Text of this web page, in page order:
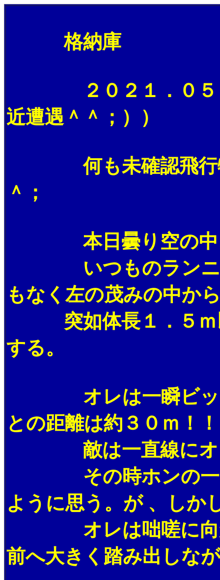
格納庫
２０２１．０５．
近遭遇＾＾；））
何も未確認飛行物
＾；
本日曇り空の中、
いつものランニン
もなく左の茂みの中か
突如体長１．５ｍ以
する。
オレは一瞬ビック
との距離は約３０ｍ！
敵は一直線にオレ
その時ホンの一瞬
ように思う。が 、しか
オレは咄嗟に向か
前へ大きく踏み出しな